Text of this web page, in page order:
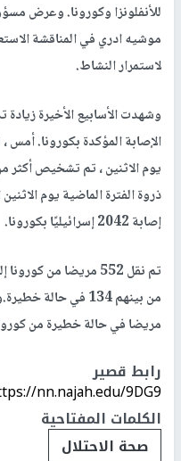
للأنفلونزا وكورونا. وعرض
موشيه ادري في المناقشة
لاستمرار النشاط.
وشهدت الأسابيع الأخيرة
ذروة الفترة الماضية يوم
إصابة 2042 إسرائيليًا بكورونا.
تم نقل 552 مريضا من
مريضا في حالة خطيرة من
رابط قصير
nn.najah.edu/9DG9/
الكلمات المفتاحية
صحة الاحتلال